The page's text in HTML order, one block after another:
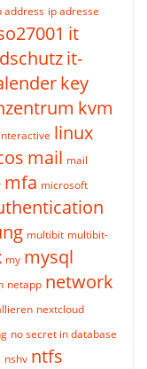
address ip adresse
it
it-
key
kvm
linux
mail mail
mfa microsoft
multibit multibit-
my mysql
netapp network
nextcloud
no secret in database
nshv ntfs